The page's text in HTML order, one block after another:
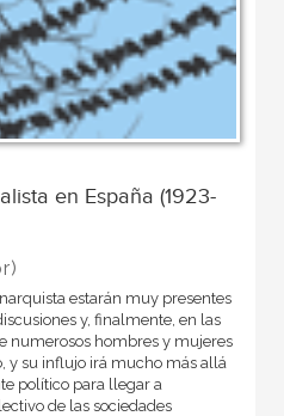
en España (1923-
estarán muy presentes
y, finalmente, en las
numerosos hombres y mujeres
y su influjo irá mucho más allá
político para llegar a
de las sociedades